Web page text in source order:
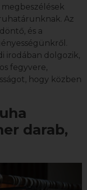
Az
és a
irodában dolgozik,
fegyvere,
hogy közben
darab,